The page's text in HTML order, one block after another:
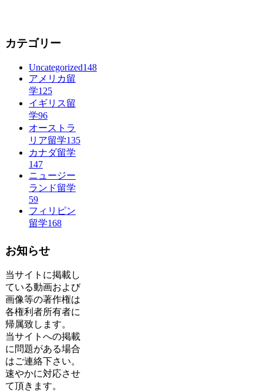
カテゴリー
Uncategorized148
アメリカ留
学125
イギリス留
学96
オーストラ
リア留学135
カナダ留学
147
ニュージー
ランド留学
59
フィリピン
留学168
お知らせ
当サイトに掲載し
ている動画および
画像等の著作権は
各権利者所有者に
帰属致します。
当サイトへの掲載
に問題がある場合
はご連絡下さい。
速やかに対応させ
て頂きます。